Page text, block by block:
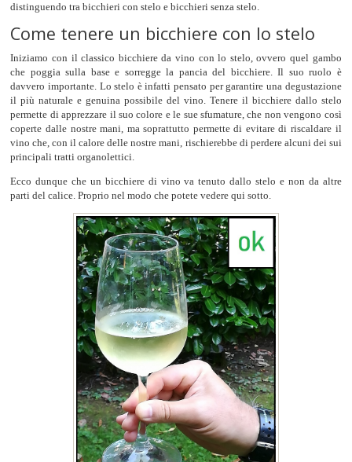
distinguendo tra bicchieri con stelo e bicchieri senza stelo.
Come tenere un bicchiere con lo stelo
Iniziamo con il classico bicchiere da vino con lo stelo, ovvero quel gambo
che poggia sulla base e sorregge la pancia del bicchiere. Il suo ruolo è
davvero importante. Lo stelo è infatti pensato per garantire una degustazione
il più naturale e genuina possibile del vino. Tenere il bicchiere dallo stelo
permette di apprezzare il suo colore e le sue sfumature, che non vengono così
coperte dalle nostre mani, ma soprattutto permette di evitare di riscaldare il
vino che, con il calore delle nostre mani, rischierebbe di perdere alcuni dei sui
principali tratti organolettici.
Ecco dunque che un bicchiere di vino va tenuto dallo stelo e non da altre
parti del calice. Proprio nel modo che potete vedere qui sotto.